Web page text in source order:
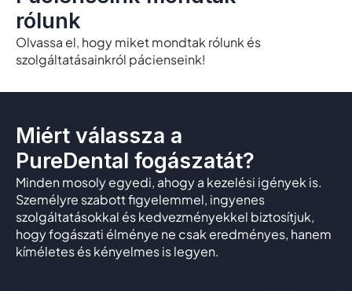
rólunk
Olvassa el, hogy miket mondtak rólunk és
szolgáltatásainkról pácienseink!
Miért válassza a
PureDental fogászatát?
Minden mosoly egyedi, ahogy a kezelési igények is.
Személyre szabott figyelemmel, ingyenes
szolgáltatásokkal és kedvezményekkel biztosítjuk,
hogy fogászati élménye ne csak eredményes, hanem
kíméletes és kényelmes is legyen.